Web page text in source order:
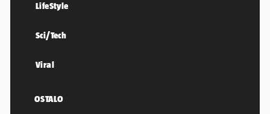
LifeStyle
Sci/Tech
Viral
OSTALO